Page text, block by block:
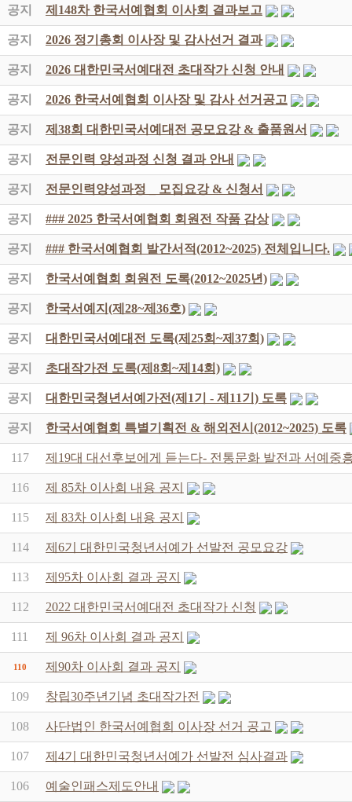
공지 제148차 한국서예협회 이사회 결과보고
공지 2026 정기총회 이사장 및 감사선거 결과
공지 2026 대한민국서예대전 초대작가 신청 안내
공지 2026 한국서예협회 이사장 및 감사 선거공고
공지 제38회 대한민국서예대전 공모요강 & 출품원서
공지 전문인력 양성과정 신청 결과 안내
공지 전문인력양성과정 _ 모집요강 & 신청서
공지 ### 2025 한국서예협회 회원전 작품 감상
공지 ### 한국서예협회 발간서적(2012~2025) 전체입니다.
공지 한국서예협회 회원전 도록(2012~2025년)
공지 한국서예지(제28~제36호)
공지 대한민국서예대전 도록(제25회~제37회)
공지 초대작가전 도록(제8회~제14회)
공지 대한민국청년서예가전(제1기 - 제11기) 도록
공지 한국서예협회 특별기획전 & 해외전시(2012~2025) 도록
117 제19대 대선후보에게 듣는다- 전통문화 발전과 서예중
116 제 85차 이사회 내용 공지
115 제 83차 이사회 내용 공지
114 제6기 대한민국청년서예가 선발전 공모요강
113 제95차 이사회 결과 공지
112 2022 대한민국서예대전 초대작가 신청
111 제 96차 이사회 결과 공지
110 제90차 이사회 결과 공지
109 창립30주년기념 초대작가전
108 사단법인 한국서예협회 이사장 선거 공고
107 제4기 대한민국청년서예가 선발전 심사결과
106 예술인패스제도안내